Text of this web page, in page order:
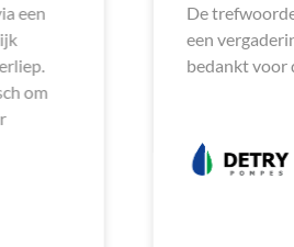
co-directeur bij DETRY Pompes
in ons zoekprofiel waren niet meer
op Teams werd dit meteen
de duidelijke uitleg en de snelle